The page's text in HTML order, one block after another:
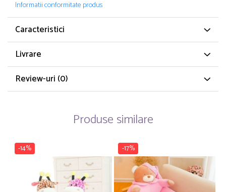
Informatii conformitate produs
Caracteristici
Livrare
Review-uri (0)
Produse similare
-14% -17%